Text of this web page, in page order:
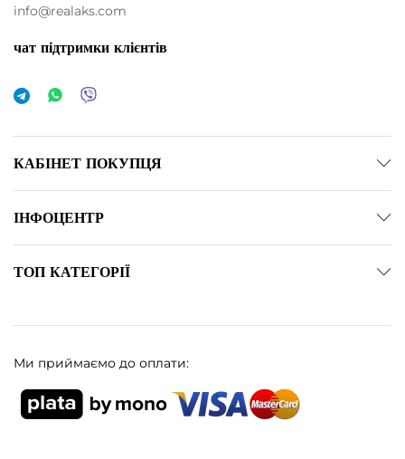
info@realaks.com
чат підтримки клієнтів
КАБІНЕТ ПОКУПЦЯ
ІНФОЦЕНТР
ТОП КАТЕГОРІЇ
Ми приймаємо до оплати: